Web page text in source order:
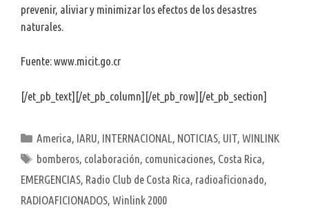
prevenir, aliviar y minimizar los efectos de los desastres
naturales.
Fuente: www.micit.go.cr
[/et_pb_text][/et_pb_column][/et_pb_row][/et_pb_section]
Categorías
America, IARU, INTERNACIONAL, NOTICIAS, UIT,WINLINK
Etiquetas
bomberos, colaboración, comunicaciones, Costa Rica,
EMERGENCIAS, Radio Club de Costa Rica, radioaficionado,
RADIOAFICIONADOS, Winlink 2000